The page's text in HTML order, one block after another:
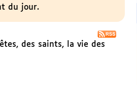
du jour.
des saints, la vie des